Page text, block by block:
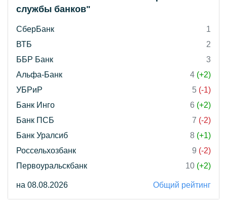
службы банков"
СберБанк
1
ВТБ
2
ББР Банк
3
Альфа-Банк
4 (+2)
УБРиР
5 (-1)
Банк Инго
6 (+2)
Банк ПСБ
7 (-2)
Банк Уралсиб
8 (+1)
Россельхозбанк
9 (-2)
Первоуральскбанк
10 (+2)
на 08.08.2026 Общий рейтинг